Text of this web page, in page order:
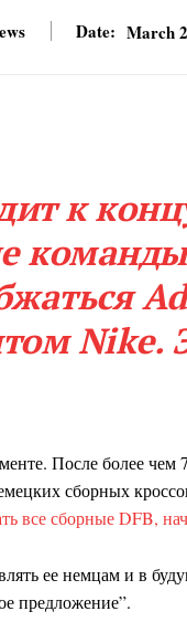
Date: March
к
команды
Nike.
После более чем
сборных
все сборные DFB,
ее немцам и в
предложение”.